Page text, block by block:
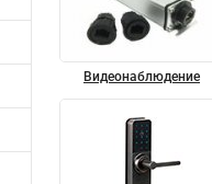
Видеонаблюдение